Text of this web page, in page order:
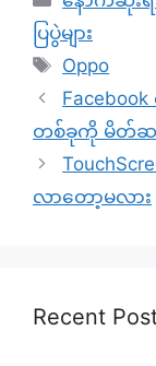
ပြပွဲများ
Tags
Oppo
တစ်ခုကို မိတ်
လာတော့မလား
Recent